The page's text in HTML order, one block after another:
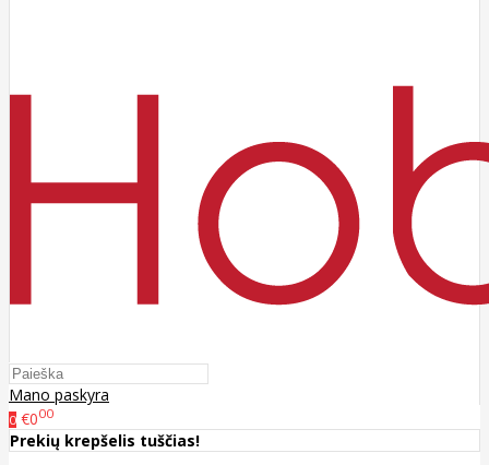
Mano paskyra
0 €000
Prekių krepšelis tuščias!